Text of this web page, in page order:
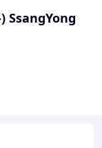
SsangYong